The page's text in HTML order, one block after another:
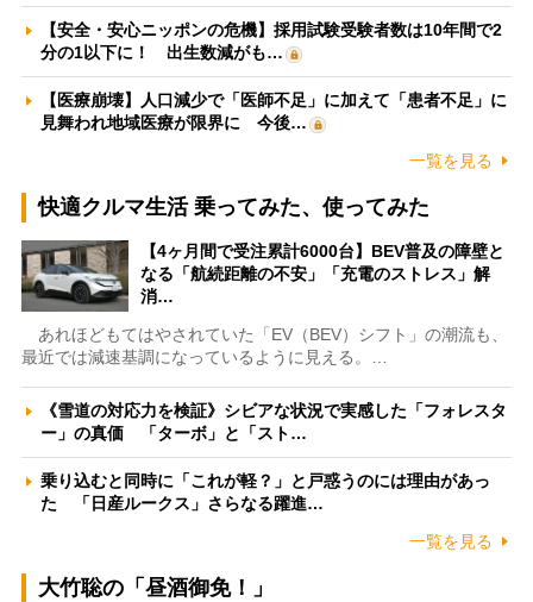
【安全・安心ニッポンの危機】採用試験受験者数は10年間で2
分の1以下に！ 出生数減がも…
【医療崩壊】人口減少で「医師不足」に加えて「患者不足」に
見舞われ地域医療が限界に 今後…
一覧を見る
快適クルマ生活 乗ってみた、使ってみた
【4ヶ月間で受注累計6000台】BEV普及の障壁と
なる「航続距離の不安」「充電のストレス」解
消…
あれほどもてはやされていた「EV（BEV）シフト」の潮流も、
最近では減速基調になっているように見える。…
《雪道の対応力を検証》シビアな状況で実感した「フォレスタ
ー」の真価 「ターボ」と「スト…
乗り込むと同時に「これが軽？」と戸惑うのには理由があっ
た 「日産ルークス」さらなる躍進…
一覧を見る
大竹聡の「昼酒御免！」